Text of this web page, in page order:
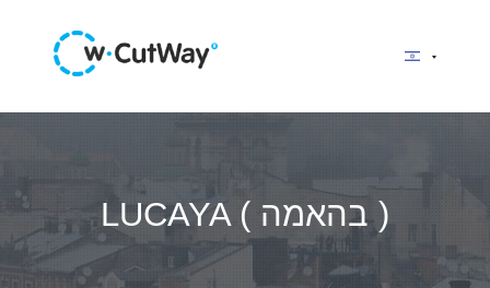
LUCAYA ( בהאמה )